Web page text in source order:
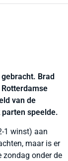
Brad
van de
speelde.
1 winst) aan
maar is er
zondag onder de